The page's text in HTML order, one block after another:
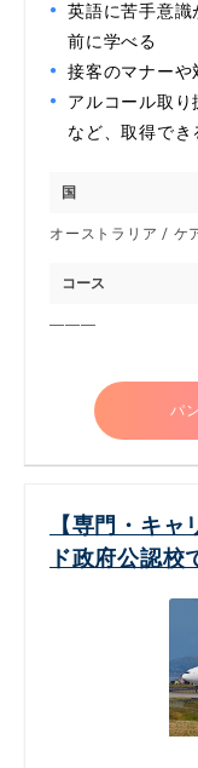
英語に苦手意識
前に学べる
接客のマナーや
アルコール取
など、取得で
国
オーストラリア / ケ
コース
―――
パ
【専門・キ
ド政府公認校